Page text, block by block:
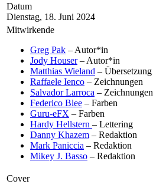
Datum
Dienstag, 18. Juni 2024
Mitwirkende
Greg Pak – Autor*in
Jody Houser– Autor*in
Matthias Wieland – Übersetzung
Raffaele Ienco – Zeichnungen
Salvador Larroca – Zeichnungen
Federico Blee – Farben
Guru-eFX – Farben
Hardy Hellstern – Lettering
Danny Khazem – Redaktion
Mark Paniccia – Redaktion
Mikey J. Basso – Redaktion
Cover